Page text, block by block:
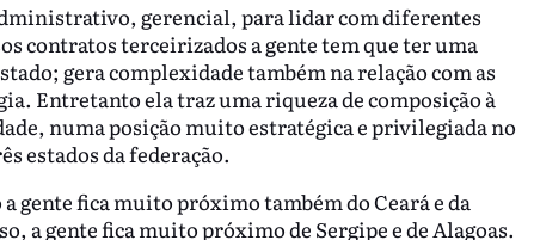
gerencial, para lidar com diferentes
contratos terceirizados a gente tem que ter uma
gera complexidade também na relação com as
Entretanto ela traz uma riqueza de composição à
numa posição muito estratégica e privilegiada no
estados da federação.
gente fica muito próximo também do Ceará e da
a gente fica muito próximo de Sergipe e de Alagoas.